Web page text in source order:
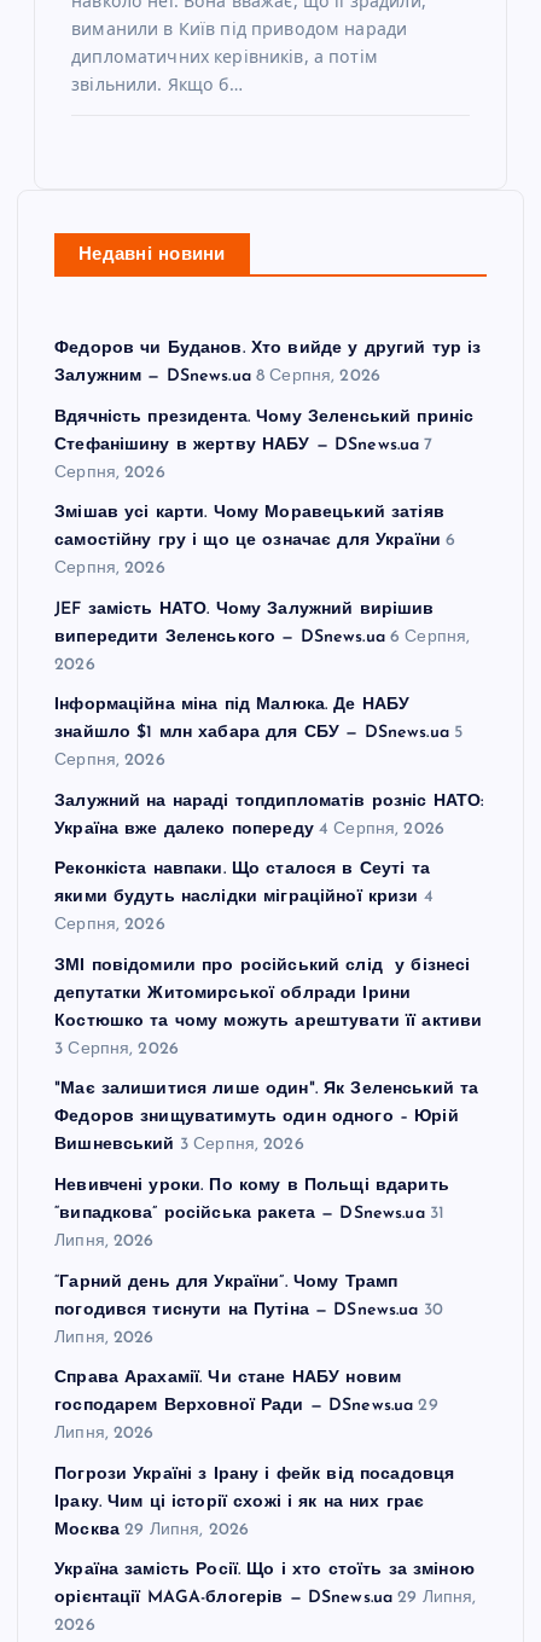
виманили в Київ під приводом наради
дипломатичних керівників, а потім
звільнили. Якщо б…
Недавні новини
Федоров чи Буданов. Хто вийде у другий тур із
Залужним — DSnews.ua 8 Серпня, 2026
Вдячність президента. Чому Зеленський приніс
Стефанішину в жертву НАБУ — DSnews.ua 7
Серпня, 2026
Змішав усі карти. Чому Моравецький затіяв
самостійну гру і що це означає для України 6
Серпня, 2026
JEF замість НАТО. Чому Залужний вирішив
випередити Зеленського — DSnews.ua 6 Серпня,
2026
Інформаційна міна під Малюка. Де НАБУ
знайшло $1 млн хабара для СБУ — DSnews.ua 5
Серпня, 2026
Залужний на нараді топдипломатів розніс НАТО:
Україна вже далеко попереду 4 Серпня, 2026
Реконкіста навпаки. Що сталося в Сеуті та
якими будуть наслідки міграційної кризи 4
Серпня, 2026
ЗМІ повідомили про російський слід у бізнесі
депутатки Житомирської облради Ірини
Костюшко та чому можуть арештувати її активи
3 Серпня, 2026
"Має залишитися лише один". Як Зеленський та
Федоров знищуватимуть один одного – Юрій
Вишневський 3 Серпня, 2026
Невивчені уроки. По кому в Польщі вдарить
“випадкова” російська ракета — DSnews.ua 31
Липня, 2026
“Гарний день для України”. Чому Трамп
погодився тиснути на Путіна — DSnews.ua 30
Липня, 2026
Справа Арахамії. Чи стане НАБУ новим
господарем Верховної Ради — DSnews.ua 29
Липня, 2026
Погрози Україні з Ірану і фейк від посадовця
Іраку. Чим ці історії схожі і як на них грає
Москва 29 Липня, 2026
Україна замість Росії. Що і хто стоїть за зміною
орієнтації MAGA-блогерів — DSnews.ua 29 Липня,
2026